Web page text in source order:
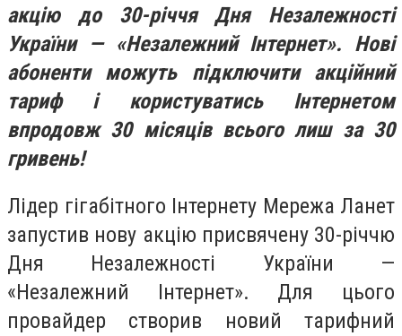
акцію до 30-річчя Дня Незалежності
України — «Незалежний Інтернет». Нові
абоненти можуть підключити акційний
тариф і користуватись Інтернетом
впродовж 30 місяців всього лиш за 30
гривень!
Лідер гігабітного Інтернету Мережа Ланет
запустив нову акцію присвячену 30-річчю
Дня Незалежності України —
«Незалежний Інтернет». Для цього
провайдер створив новий тарифний